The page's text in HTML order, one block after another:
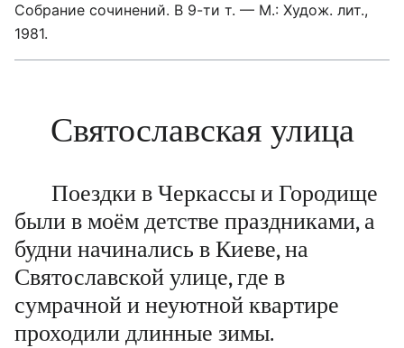
Собрание сочинений. В 9-ти т. — М.: Худож. лит.,
1981.
Святославская улица
Поездки в Черкассы и Городище
были в моём детстве праздниками, а
будни начинались в Киеве, на
Святославской улице, где в
сумрачной и неуютной квартире
проходили длинные зимы.